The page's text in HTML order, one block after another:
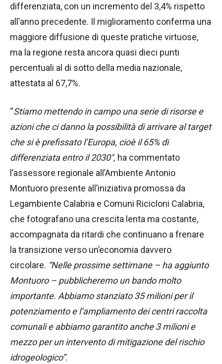
differenziata, con un incremento del 3,4% rispetto
all’anno precedente. Il miglioramento conferma una
maggiore diffusione di queste pratiche virtuose,
ma la regione resta ancora quasi dieci punti
percentuali al di sotto della media nazionale,
attestata al 67,7%.
“Stiamo mettendo in campo una serie di risorse e
azioni che ci danno la possibilità di arrivare al target
che si è prefissato l’Europa, cioè il 65% di
differenziata entro il 2030″, ha commentato
l’assessore regionale all’Ambiente Antonio
Montuoro presente all’iniziativa promossa da
Legambiente Calabria e Comuni Ricicloni Calabria,
che fotografano una crescita lenta ma costante,
accompagnata da ritardi che continuano a frenare
la transizione verso un’economia davvero
circolare. “Nelle prossime settimane – ha aggiunto
Montuoro – pubblicheremo un bando molto
importante. Abbiamo stanziato 35 milioni per il
potenziamento e l’ampliamento dei centri raccolta
comunali e abbiamo garantito anche 3 milioni e
mezzo per un intervento di mitigazione del rischio
idrogeologico”.